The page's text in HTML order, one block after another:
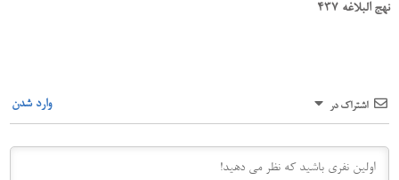
نهج البلاغه 437
اشتراک در وارد شدن